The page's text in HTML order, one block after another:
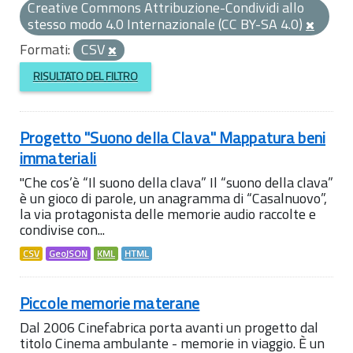
Creative Commons Attribuzione-Condividi allo
stesso modo 4.0 Internazionale (CC BY-SA 4.0)
Formati: CSV
RISULTATO DEL FILTRO
Progetto "Suono della Clava" Mappatura beni
immateriali
"Che cos’è “Il suono della clava” Il “suono della clava”
è un gioco di parole, un anagramma di “Casalnuovo”,
la via protagonista delle memorie audio raccolte e
condivise con...
CSV GeoJSON KML HTML
Piccole memorie materane
Dal 2006 Cinefabrica porta avanti un progetto dal
titolo Cinema ambulante - memorie in viaggio. È un